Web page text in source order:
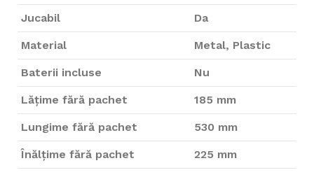
Jucabil Da
Material Metal, Plastic
Baterii incluse Nu
Lățime fără pachet 185 mm
Lungime fără pachet 530 mm
Înălțime fără pachet 225 mm